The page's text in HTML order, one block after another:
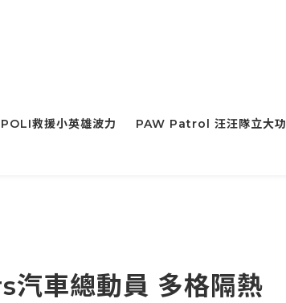
POLI救援小英雄波力 PAW Patrol 汪汪隊立大功
汽車總動員 多格隔熱